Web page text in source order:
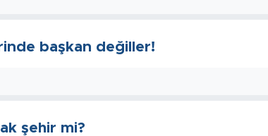
başkan değiller!
şehir mi?